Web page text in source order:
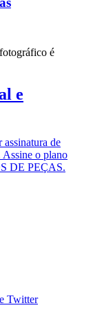
é
e
de
Assine o plano
DE PEÇAS.
Twitter